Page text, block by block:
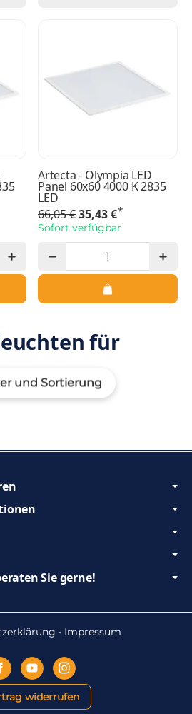
und Sortierung
Artecta - Olympia LED
Panel 60x60 4000 K 2835
LED
66,05 €35,43 €*
Sofort verfügbar
für
Sie gerne!
• Impressum
widerrufen